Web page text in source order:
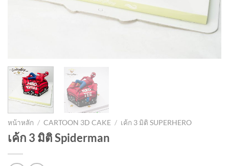
หน้าหลัก / CARTOON 3D CAKE / เค้ก 3 มิติ SUPERHERO
เค้ก 3 มิติ Spiderman